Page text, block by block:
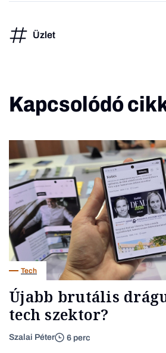
Üzlet
Kapcsolódó
Tech
Újabb brutális
tech szektor?
Szalai Péter 6 perc